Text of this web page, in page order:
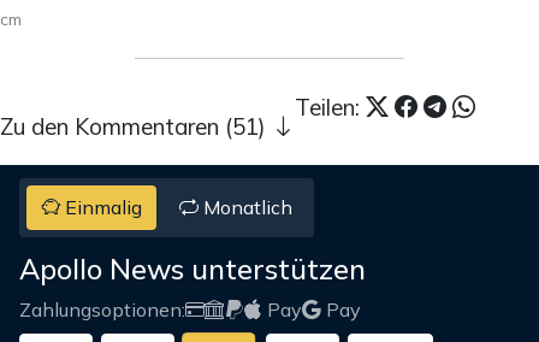
cm
Teilen:
Zu den Kommentaren (51)
Einmalig Monatlich
Apollo News unterstützen
Zahlungsoptionen: Pay
Pay